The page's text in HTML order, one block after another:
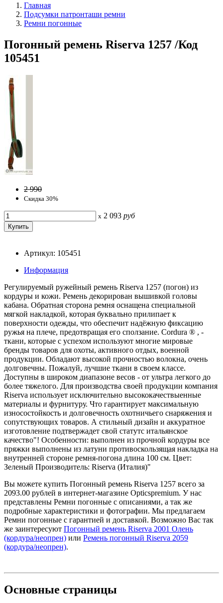
Главная
Подсумки патронташи ремни
Ремни погонные
Погонный ремень Riserva 1257 /Код
105451
2 990
Скидка 30%
x 2 093 руб
Артикул: 105451
Информация
Регулируемый ружейный ремень Riserva 1257 (погон) из
кордуры и кожи. Ремень декорирован вышивкой головы
кабана. Обратная сторона ремня оснащена специальной
мягкой накладкой, которая буквально прилипает к
поверхности одежды, что обеспечит надёжную фиксацию
ружья на плече, предотвращая его сползание. Cordura ® , -
ткани, которые с успехом используют многие мировые
бренды товаров для охоты, активного отдых, военной
продукции. Обладают высокой прочностью волокна, очень
долговечны. Пожалуй, лучшие ткани в своем классе.
Доступны в широком диапазоне весов - от ультра легкого до
более тяжелого. Для производства своей продукции компания
Riserva использует исключительно высококачествыенные
материалы и фурнитуру. Что гарантирует максимальную
износостойкость и долговечность охотничьего снаряжения и
сопутствующих товаров. А стильный дизайн и аккуратное
изготовление подтвержадет свой статутс итальянское
качество"! Особенности: выполнен из прочной кордуры все
пряжки выполнены из латуни противоскользящая накладка на
внутренней стороне ремня-погона длина 100 см. Цвет:
Зеленый Производитель: Riserva (Италия)"
Вы можете купить Погонный ремень Riserva 1257 всего за
2093.00 рублей в интернет-магазине Opticspremium. У нас
представлены Ремни погонные с описаниями, а так же
подробные характеристики и фотографии. Мы предлагаем
Ремни погонные с гарантией и доставкой. Возможно Вас так
же заинтересуют Погонный ремень Riserva 2001 Олень
(кордура/неопрен) или Ремень погонный Riserva 2059
(кордура/неопрен).
Основные страницы